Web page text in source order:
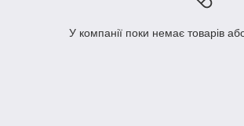
У компанії поки немає товарів